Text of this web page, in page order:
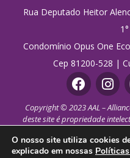
Rua Deputado Heitor
Condomínio Opus One
Cep 81200-528 |
Copyright © 2023 AAL –
deste site é propriedade
incluindo reprodução,
permissão expressa por
O nosso site utiliza cookies
explicado em nossas